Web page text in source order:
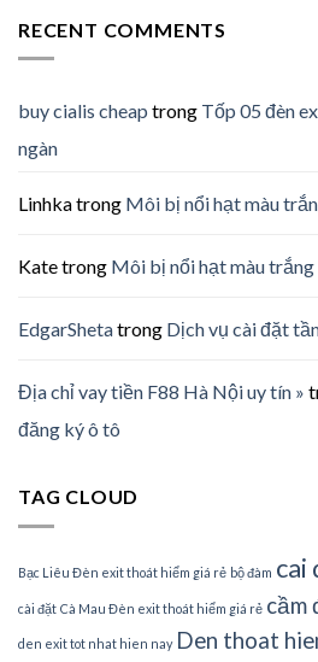
RECENT COMMENTS
buy cialis cheap trong Tốp 05 đèn
ngàn
Linhkatrong Môi bị nổi hạt màu
Katetrong Môi bị nổi hạt màu
EdgarShetatrong Dịch vụ cài đặt
Địa chỉ vay tiền F88 Hà Nội uy tín »
đăng ký ô tô
TAG CLOUD
Bạc Liêu Đèn exit thoát hiểm giá rẻ bộ đàm cai
cài đặt Cà Mau Đèn exit thoát hiểm giá rẻ cầm
den exit tot nhat hien nay Den thoat